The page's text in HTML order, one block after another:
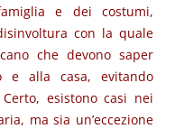
e dei costumi,
con la quale
che devono saper
e alla casa, evitando
esistono casi nei
ma sia un’eccezione